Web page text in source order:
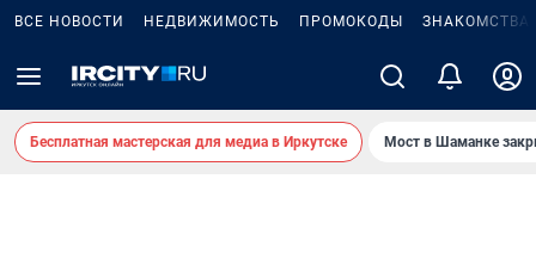
ВСЕ НОВОСТИ НЕДВИЖИМОСТЬ ПРОМОКОДЫ ЗНАКОМСТВА
Бесплатная мастерская для медиа в Иркутске Мост в Шаманке